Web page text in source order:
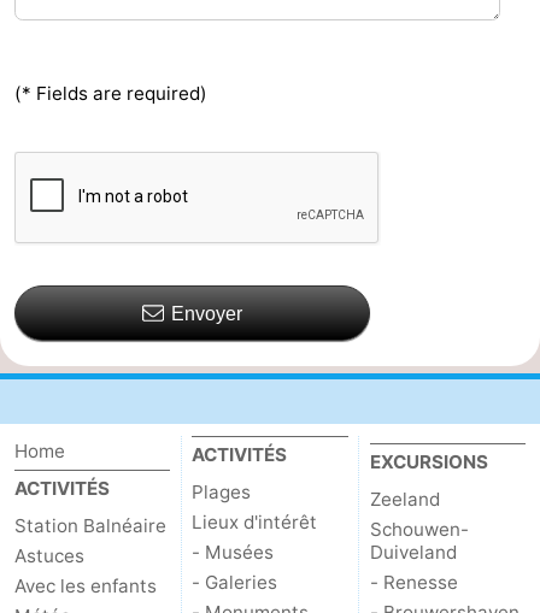
(* Fields are required)
Envoyer
Home
ACTIVITÉS
Station Balnéaire
Astuces
Avec les enfants
ACTIVITÉS
Plages
Lieux d'intérêt
- Musées
- Galeries
EXCURSIONS
Zeeland
Schouwen-
Duiveland
- Renesse